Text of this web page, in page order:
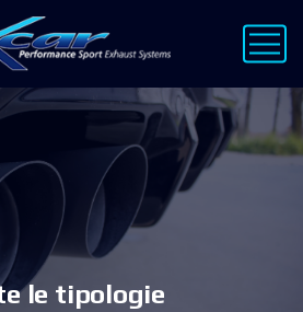
le tipologie